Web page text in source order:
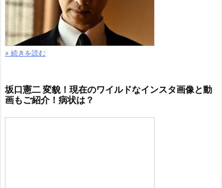
» 続きを読む
坂口憲二 変貌！現在のワイルドなインスタ画像と動
画もご紹介！病状は？